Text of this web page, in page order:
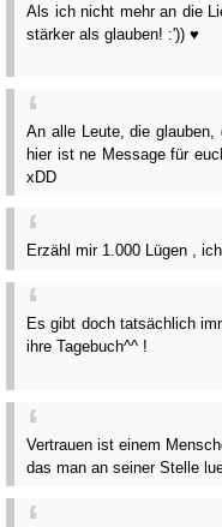
Als ich nicht mehr an die
stärker als glauben! :')) ♥
An alle Leute, die
hier ist ne Message für
xDD
Erzähl mir 1.000 Lügen ,
Es gibt doch tatsächlich
ihre Tagebuch^^ !
Vertrauen ist einem
das man an seiner Stelle